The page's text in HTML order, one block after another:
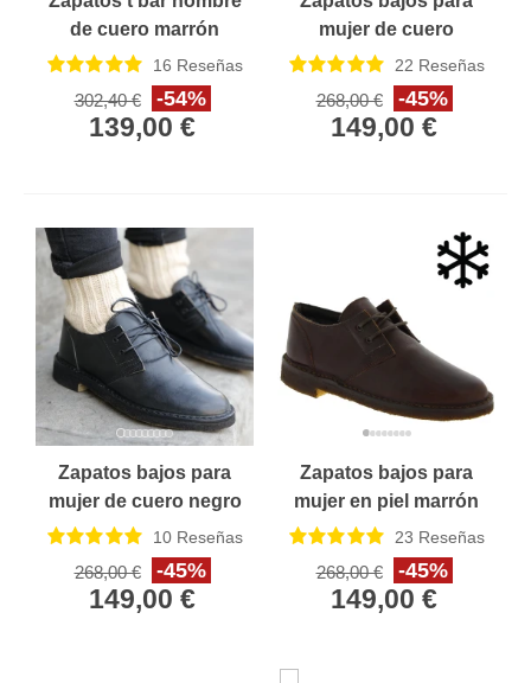
de cuero marrón
oscuro Hecho a mano
en Italia
16 Reseñas
302,40 € -54%
139,00 €
mujer de cuero
marrón con forro de
invierno
22 Reseñas
268,00 € -45%
149,00 €
Zapatos bajos para
mujer de cuero negro
con forro de invierno
10Reseñas
268,00 € -45%
149,00 €
Zapatos bajos para
mujer en piel marrón
oscuro con forro de
invierno
23 Reseñas
268,00 € -45%
149,00 €